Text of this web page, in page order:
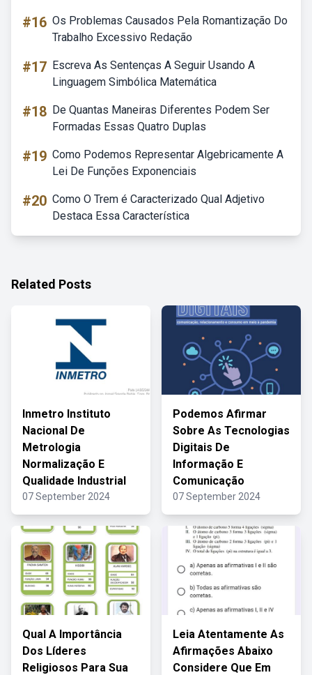
#16 Os Problemas Causados Pela Romantização Do
Trabalho Excessivo Redação
#17 Escreva As Sentenças A Seguir Usando A
Linguagem Simbólica Matemática
#18 De Quantas Maneiras Diferentes Podem Ser
Formadas Essas Quatro Duplas
#19 Como Podemos Representar Algebricamente A
Lei De Funções Exponenciais
#20 Como O Trem é Caracterizado Qual Adjetivo
Destaca Essa Característica
Related Posts
Inmetro Instituto
Nacional De
Metrologia
Normalização E
Qualidade Industrial
07 September 2024
Podemos Afirmar
Sobre As Tecnologias
Digitais De
Informação E
Comunicação
07 September 2024
Qual A Importância
Dos Líderes
Religiosos Para Sua
Leia Atentamente As
Afirmações Abaixo
Considere Que Em